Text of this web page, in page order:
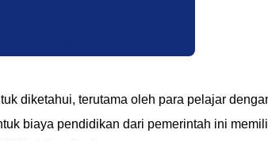
diketahui, terutama oleh para pelajar
biaya pendidikan dari pemerintah ini